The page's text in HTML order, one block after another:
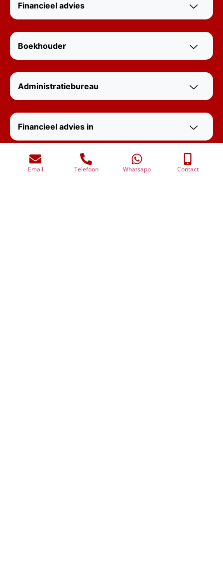
Email Telefoon Whatsapp Contact
Financieel advies
Boekhouder
Administratiebureau
Financieel advies in
Wat onze klanten